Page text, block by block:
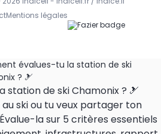
Mentions légales
évalues-tu la station de ski
? 🎿
de ski Chamonix ? 🎿
ski ou tu veux partager ton
la sur 5 critères essentiels